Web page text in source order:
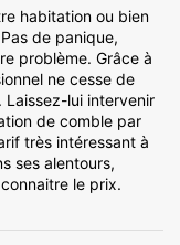
habitation ou bien
de panique,
problème. Grâce à
ne cesse de
Laissez-lui intervenir
de comble par
très intéressant à
ses alentours,
le prix.